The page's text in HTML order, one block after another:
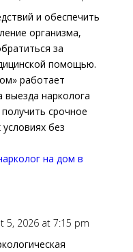
и обеспечить
организма,
за
помощью.
работает
выезда нарколога
срочное
без
на дом в
5, 2026 at 7:15 pm